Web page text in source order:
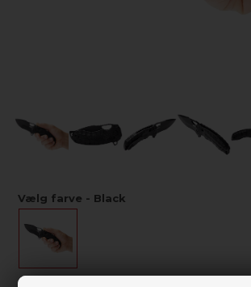
Vælg farve - Black